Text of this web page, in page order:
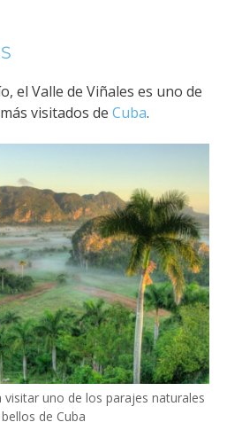
el Valle de Viñales es uno de
visitados de Cuba.
visitar uno de los parajes naturales
de Cuba